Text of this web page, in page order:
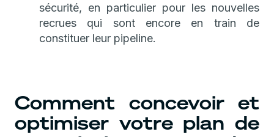
sécurité, en particulier pour les nouvelles
recrues qui sont encore en train de
constituer leur pipeline.
Comment concevoir et
optimiser votre plan de